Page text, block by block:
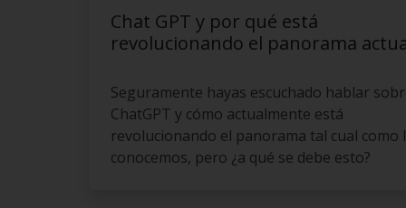
Chat GPT y por qué está
revolucionando el panorama
Seguramente hayas escuchado hablar
ChatGPT y cómo actualmente está
revolucionando el panorama tal cual como
conocemos, pero ¿a qué se debe esto?